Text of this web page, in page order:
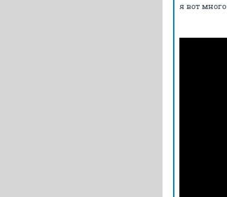
я вот